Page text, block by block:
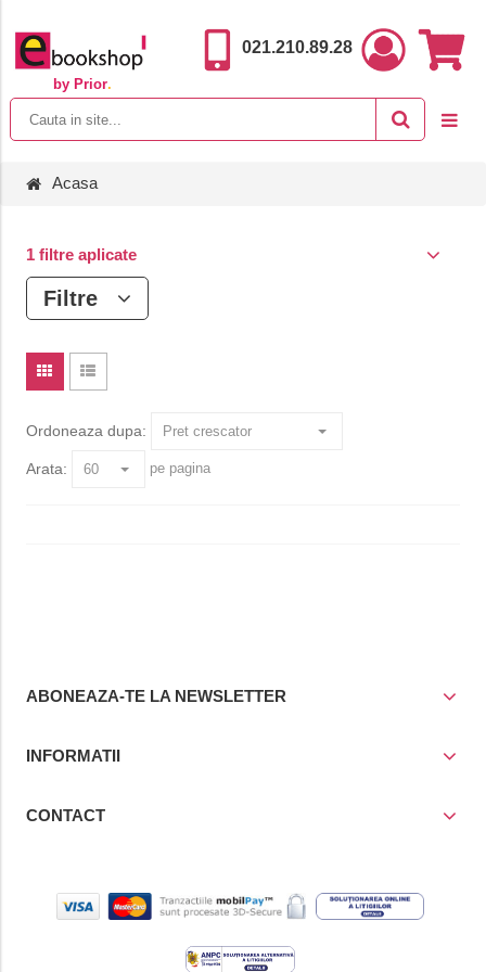
by Prior.
021.210.89.28
Acasa
1 filtre aplicate
Filtre
Ordoneaza dupa:
Arata: pe pagina
ABONEAZA-TE LA NEWSLETTER
INFORMATII
CONTACT